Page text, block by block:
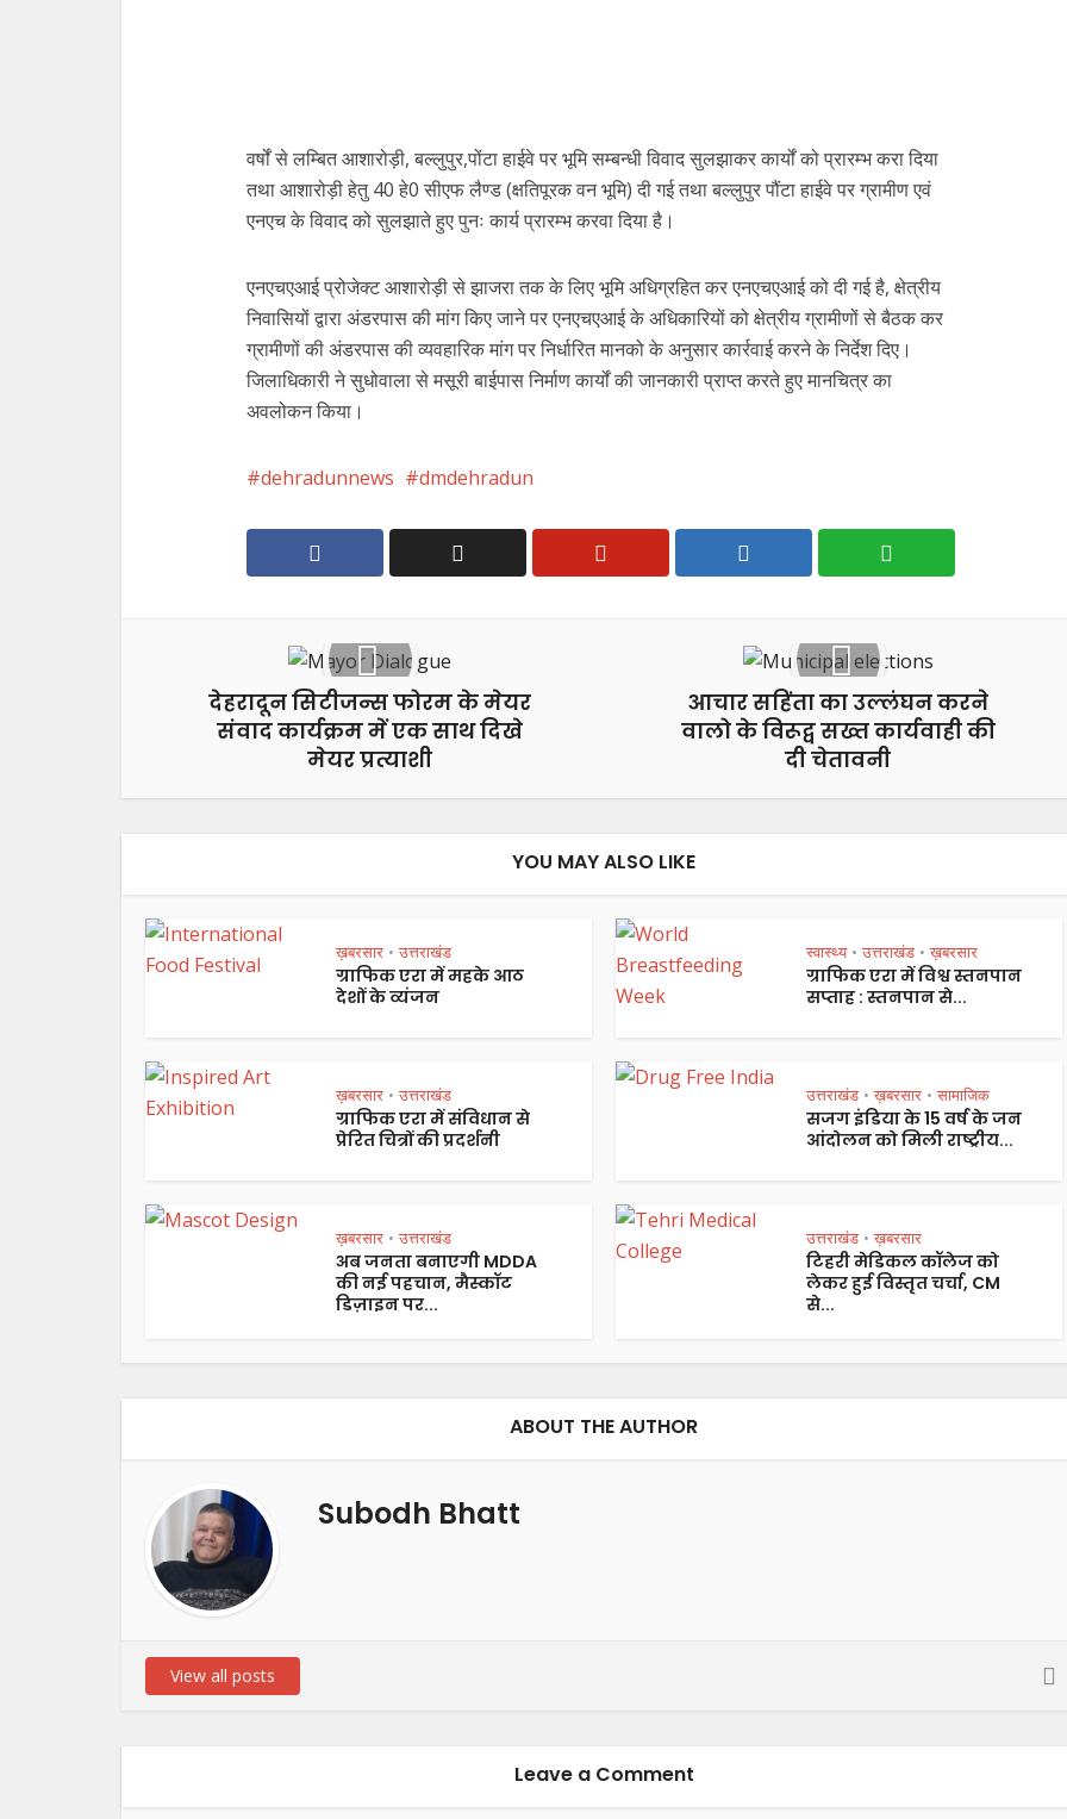
वर्षों से लम्बित आशारोड़ी, बल्लुपुर,पोंटा हाईवे पर भूमि सम्बन्धी विवाद सुलझाकर कार्यों को प्रारम्भ करा दिया
तथा आशारोड़ी हेतु 40 हे0 सीएफ लैण्ड (क्षतिपूरक वन भूमि) दी गई तथा बल्लुपुर पौंटा हाईवे पर ग्रामीण एवं
एनएच के विवाद को सुलझाते हुए पुनः कार्य प्रारम्भ करवा दिया है।
एनएचएआई प्रोजेक्ट आशारोड़ी से झाजरा तक के लिए भूमि अधिग्रहित कर एनएचएआई को दी गई है, क्षेत्रीय
निवासियों द्वारा अंडरपास की मांग किए जाने पर एनएचएआई के अधिकारियों को क्षेत्रीय ग्रामीणों से बैठक कर
ग्रामीणों की अंडरपास की व्यवहारिक मांग पर निर्धारित मानको के अनुसार कार्रवाई करने के निर्देश दिए।
जिलाधिकारी ने सुधोवाला से मसूरी बाईपास निर्माण कार्यों की जानकारी प्राप्त करते हुए मानचित्र का
अवलोकन किया।
dehradunnews dmdehradun
देहरादून सिटीजन्स फोरम के मेयर
संवाद कार्यक्रम में एक साथ दिखे
मेयर प्रत्याशी
आचार सहिंता का उल्लंघन करने
वालो के विरूद्व सख्त कार्यवाही की
दी चेतावनी
YOU MAY ALSO LIKE
ख़बरसार • उत्तराखंड
ग्राफिक एरा में महके आठ
देशों के व्यंजन
स्वास्थ्य • उत्तराखंड • ख़बरसार
ग्राफिक एरा में विश्व स्तनपान
सप्ताह : स्तनपान से...
ख़बरसार • उत्तराखंड
ग्राफिक एरा में संविधान से
प्रेरित चित्रों की प्रदर्शनी
उत्तराखंड • ख़बरसार • सामाजिक
सजग इंडिया के 15 वर्ष के जन
आंदोलन को मिली राष्ट्रीय...
ख़बरसार • उत्तराखंड
अब जनता बनाएगी MDDA
की नई पहचान, मैस्कॉट
डिज़ाइन पर...
उत्तराखंड • ख़बरसार
टिहरी मेडिकल कॉलेज को
लेकर हुई विस्तृत चर्चा, CM
से...
ABOUT THE AUTHOR
Subodh Bhatt
View all posts
Leave a Comment